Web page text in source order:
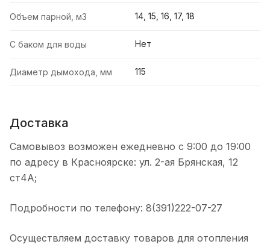
Объем парной, м3 14, 15, 16, 17, 18
С баком для воды Нет
Диаметр дымохода, мм 115
Доставка
Самовывоз возможен ежедневно с 9:00 до 19:00
по адресу в Красноярске: ул. 2-ая Брянская, 12
ст4А;
Подробности по телефону: 8(391)222-07-27
Осуществляем доставку товаров для отопления